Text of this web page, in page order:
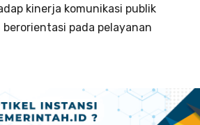
kinerja komunikasi publik
pada pelayanan